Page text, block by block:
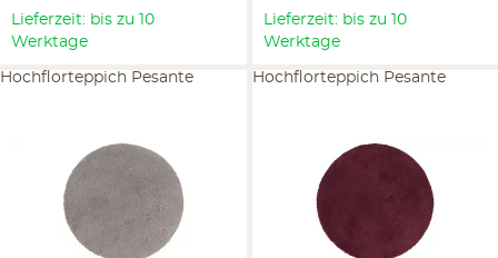
Lieferzeit: bis zu 10
Werktage
Lieferzeit: bis zu 10
Werktage
Hochflorteppich Pesante Hochflorteppich Pesante